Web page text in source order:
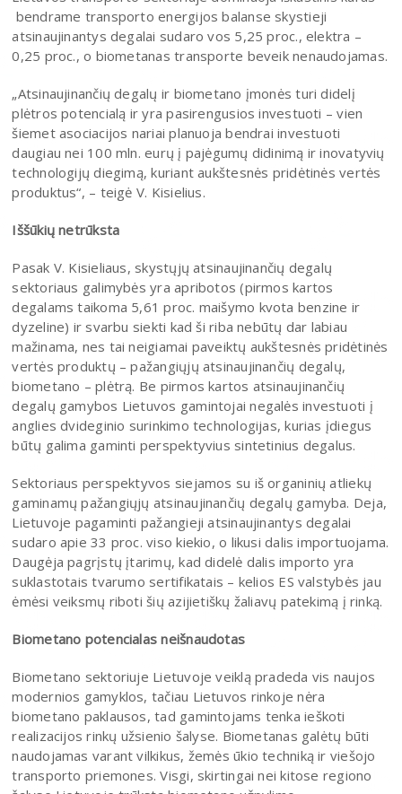
bendrame transporto energijos balanse skystieji
atsinaujinantys degalai sudaro vos 5,25 proc., elektra –
0,25 proc., o biometanas transporte beveik nenaudojamas.
„Atsinaujinančių degalų ir biometano įmonės turi didelį
plėtros potencialą ir yra pasirengusios investuoti – vien
šiemet asociacijos nariai planuoja bendrai investuoti
daugiau nei 100 mln. eurų į pajėgumų didinimą ir inovatyvių
technologijų diegimą, kuriant aukštesnės pridėtinės vertės
produktus“, – teigė V. Kisielius.
Iššūkių netrūksta
Pasak V. Kisieliaus, skystųjų atsinaujinančių degalų
sektoriaus galimybės yra apribotos (pirmos kartos
degalams taikoma 5,61 proc. maišymo kvota benzine ir
dyzeline) ir svarbu siekti kad ši riba nebūtų dar labiau
mažinama, nes tai neigiamai paveiktų aukštesnės pridėtinės
vertės produktų – pažangiųjų atsinaujinančių degalų,
biometano – plėtrą. Be pirmos kartos atsinaujinančių
degalų gamybos Lietuvos gamintojai negalės investuoti į
anglies dvideginio surinkimo technologijas, kurias įdiegus
būtų galima gaminti perspektyvius sintetinius degalus.
Sektoriaus perspektyvos siejamos su iš organinių atliekų
gaminamų pažangiųjų atsinaujinančių degalų gamyba. Deja,
Lietuvoje pagaminti pažangieji atsinaujinantys degalai
sudaro apie 33 proc. viso kiekio, o likusi dalis importuojama.
Daugėja pagrįstų įtarimų, kad didelė dalis importo yra
suklastotais tvarumo sertifikatais – kelios ES valstybės jau
ėmėsi veiksmų riboti šių azijietiškų žaliavų patekimą į rinką.
Biometano potencialas neišnaudotas
Biometano sektoriuje Lietuvoje veiklą pradeda vis naujos
modernios gamyklos, tačiau Lietuvos rinkoje nėra
biometano paklausos, tad gamintojams tenka ieškoti
realizacijos rinkų užsienio šalyse. Biometanas galėtų būti
naudojamas varant vilkikus, žemės ūkio techniką ir viešojo
transporto priemones. Visgi, skirtingai nei kitose regiono